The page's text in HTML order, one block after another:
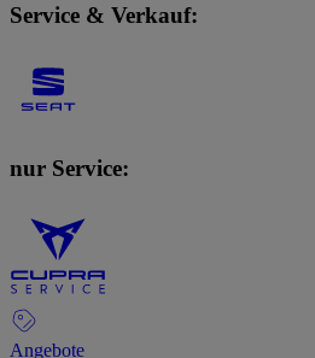
Service & Verkauf:
nur Service:
Angebote